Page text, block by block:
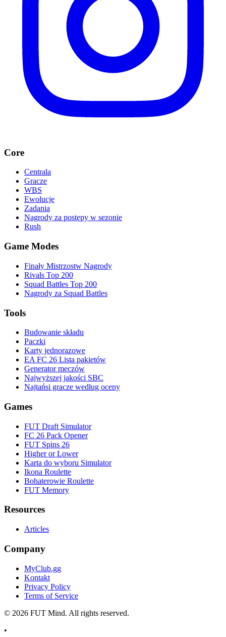
Core
Centrala
Gracze
WBS
Ewolucje
Zadania
Nagrody za postępy w sezonie
Rush
Game Modes
Finały Mistrzostw Nagrody
Rivals Top 200
Squad Battles Top 200
Nagrody za Squad Battles
Tools
Budowanie składu
Paczki
Karty jednorazowe
EA FC 26 Lista pakietów
Generator meczów
Najwyższej jakości SBC
Najtańsi gracze według oceny
Games
FUT Draft Simulator
FC 26 Pack Opener
FUT Spins 26
Higher or Lower
Karta do wyboru Simulator
Ikona Roulette
Bohaterowie Roulette
FUT Memory
Resources
Articles
Company
MyClub.gg
Kontakt
Privacy Policy
Terms of Service
© 2026 FUT Mind. All rights reserved.
•